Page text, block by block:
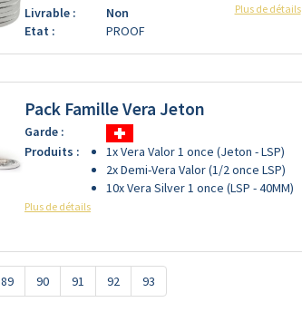
Livrable :
Non
Etat :
PROOF
Plus de détails
Pack Famille Vera Jeton
Garde :
Produits :
1x Vera Valor 1 once (Jeton - LSP)
2x Demi-Vera Valor (1/2 once LSP)
10x Vera Silver 1 once (LSP - 40MM)
Plus de détails
89 90 91 92 93